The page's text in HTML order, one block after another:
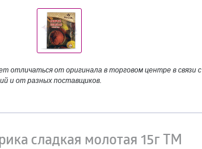
отличаться от оригинала в торговом центре в связи с
и от разных поставщиков.
сладкая молотая 15г ТМ